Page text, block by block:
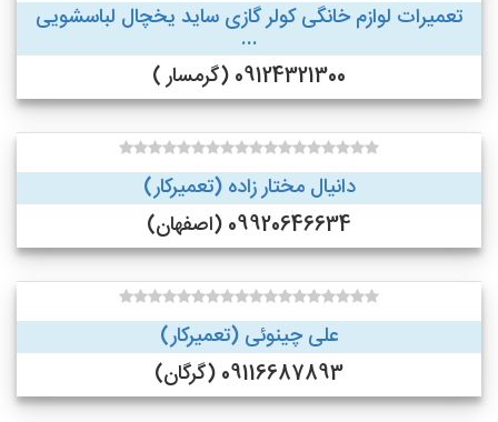
تعمیرات لوازم خانگی کولر گازی ساید یخچال لباسشویی
...
09124321300 (گرمسار )
دانیال مختار زاده (تعمیرکار)
09920646634 (اصفهان)
علی چینوئی (تعمیرکار)
09116687893 (گرگان)